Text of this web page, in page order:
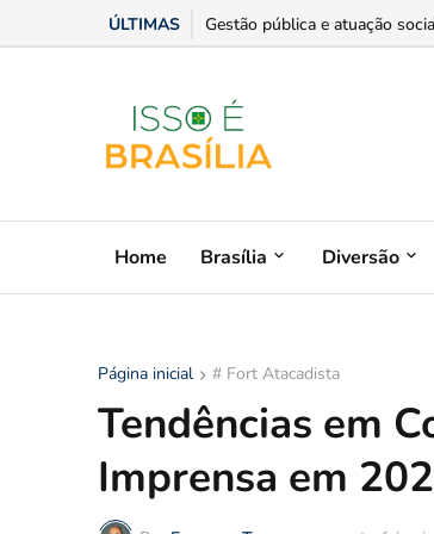
ÚLTIMAS Chris Dantas traz shows da
Home Brasília Diversão
Página inicial # Fort Atacadista
Tendências em
Imprensa em